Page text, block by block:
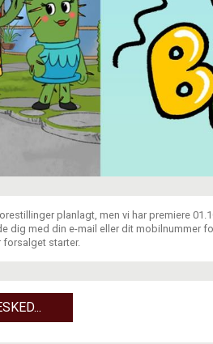
planlagt, men vi har premiere
dig med din e-mail eller dit mobilnummer
starter.